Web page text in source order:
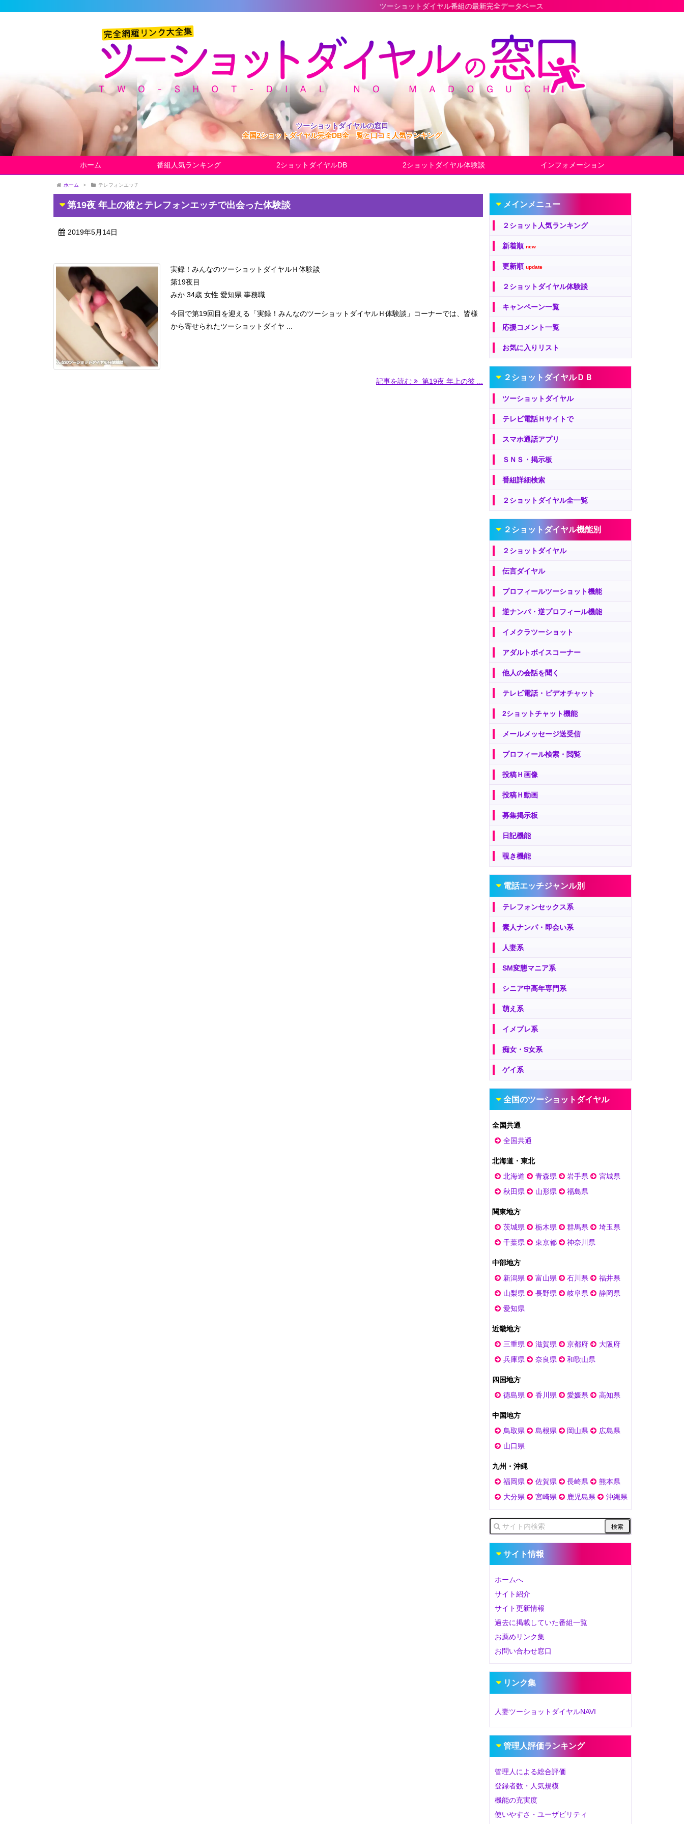
ツーショットダイヤル番組の最新完全データベース
ツーショットダイヤルの窓口
全国2ショットダイヤル完全DB全一覧と口コミ人気ランキング
ホーム 番組人気ランキング 2ショットダイヤルDB 2ショットダイヤル体験談 インフォメーション
ホーム > テレフォンエッチ
第19夜 年上の彼とテレフォンエッチで出会った体験談
2019年5月14日
実録！みんなのツーショットダイヤルＨ体験談
第19夜目
みか 34歳 女性 愛知県 事務職
今回で第19回目を迎える「実録！みんなのツーショットダイヤルＨ体験談」コーナーでは、皆様
から寄せられたツーショットダイヤ ...
記事を読む 第19夜 年上の彼 ...
メインメニュー
２ショット人気ランキング
新着順 new
更新順 update
２ショットダイヤル体験談
キャンペーン一覧
応援コメント一覧
お気に入りリスト
２ショットダイヤルＤＢ
ツーショットダイヤル
テレビ電話Ｈサイトで
スマホ通話アプリ
ＳＮＳ・掲示板
番組詳細検索
２ショットダイヤル全一覧
２ショットダイヤル機能別
２ショットダイヤル
伝言ダイヤル
プロフィールツーショット機能
逆ナンパ・逆プロフィール機能
イメクラツーショット
アダルトボイスコーナー
他人の会話を聞く
テレビ電話・ビデオチャット
2ショットチャット機能
メールメッセージ送受信
プロフィール検索・閲覧
投稿Ｈ画像
投稿Ｈ動画
募集掲示板
日記機能
覗き機能
電話エッチジャンル別
テレフォンセックス系
素人ナンパ・即会い系
人妻系
SM変態マニア系
シニア中高年専門系
萌え系
イメプレ系
痴女・S女系
ゲイ系
全国のツーショットダイヤル
全国共通
全国共通
北海道・東北
北海道
青森県 岩手県
宮城県
秋田県
山形県 福島県
関東地方
茨城県
栃木県 群馬県
埼玉県
千葉県
東京都 神奈川県
中部地方
新潟県
富山県 石川県
福井県
山梨県
長野県 岐阜県
静岡県
愛知県
近畿地方
三重県
滋賀県 京都府
大阪府
兵庫県
奈良県 和歌山県
四国地方
徳島県
香川県 愛媛県 高知県
中国地方
鳥取県
島根県 岡山県
広島県
山口県
九州・沖縄
福岡県
佐賀県 長崎県
熊本県
大分県
宮崎県 鹿児島県 沖縄県
サイト情報
ホームへ
サイト紹介
サイト更新情報
過去に掲載していた番組一覧
お薦めリンク集
お問い合わせ窓口
リンク集
人妻ツーショットダイヤルNAVI
管理人評価ランキング
管理人による総合評価
登録者数・人気規模
機能の充実度
使いやすさ・ユーザビリティ